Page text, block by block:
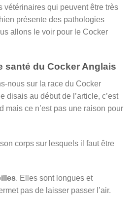
vétérinaires qui peuvent être très
présente des pathologies
allons le voir pour le Cocker
santé du Cocker Anglais
nous sur la race du Cocker
disais au début de l’article, c’est
mais ce n’est pas une raison pour
corps sur lesquels il faut être
. Elles sont longues et
pas de laisser passer l’air.